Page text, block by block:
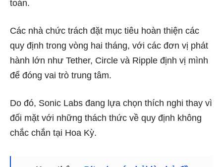
toán.
Các nhà chức trách đặt mục tiêu hoàn thiện các
quy định trong vòng hai tháng, với các đơn vị phát
hành lớn như Tether, Circle và Ripple định vị mình
để đóng vai trò trung tâm.
Do đó, Sonic Labs đang lựa chọn thích nghi thay vì
đối mặt với những thách thức về quy định không
chắc chắn tại Hoa Kỳ.